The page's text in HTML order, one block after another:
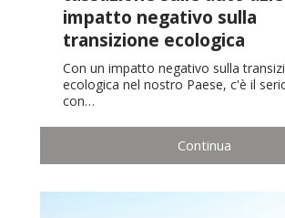
impatto negativo sulla
transizione ecologica
Con un impatto negativo sulla
ecologica nel nostro Paese, c'è il
con…
Continua